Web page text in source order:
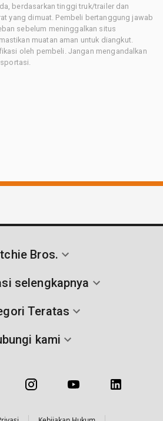
berdasarkan tinggi truk/trailer dan
yang dimuat. Pembeli bertanggung jawab
sebelum meninggalkan situs
muatan aman untuk diangkut.
oleh pembeli. Jangan mengandalkan
Bros.
selengkapnya
Teratas
kami